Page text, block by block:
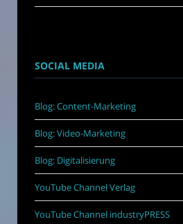
SOCIAL MEDIA
Blog: Content-Marketing
Blog: Video-Marketing
Blog: Digitalisierung
YouTube Channel Verlag
YouTube Channel industryPRESS